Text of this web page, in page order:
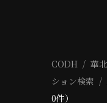
CODH 華
ション検索
0件）